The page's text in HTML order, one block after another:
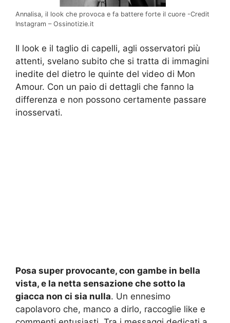
Annalisa, il look che provoca e fa battere forte il cuore -Credit
Instagram – Ossinotizie.it
Il look e il taglio di capelli, agli osservatori più
attenti, svelano subito che si tratta di immagini
inedite del dietro le quinte del video di Mon
Amour. Con un paio di dettagli che fanno la
differenza e non possono certamente passare
inosservati.
Posa super provocante, con gambe in bella
vista, e la netta sensazione che sotto la
giacca non ci sia nulla. Un ennesimo
capolavoro che, manco a dirlo, raccoglie like e